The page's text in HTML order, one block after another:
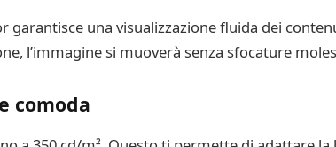
una visualizzazione fluida dei
l’immagine si muoverà senza sfocature
comoda